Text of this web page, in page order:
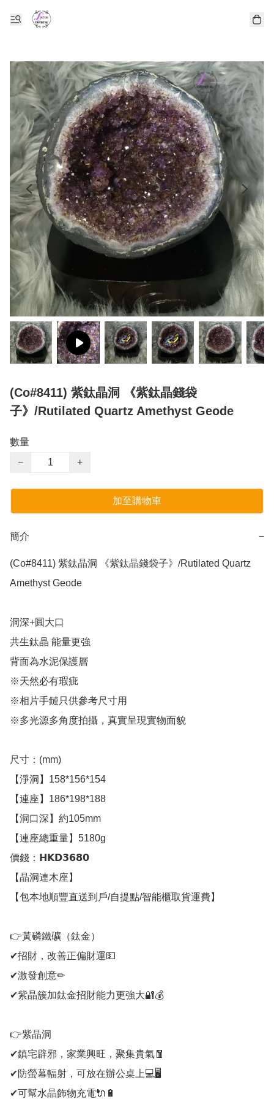
(Co#8411) 紫鈦晶洞 《紫鈦晶錢袋
子》/Rutilated Quartz Amethyst Geode
數量
−
+
加至購物車
簡介 −
(Co#8411) 紫鈦晶洞 《紫鈦晶錢袋子》/Rutilated Quartz
Amethyst Geode
洞深+圓大口
共生鈦晶 能量更強
背面為水泥保護層
※天然必有瑕疵
※相片手鏈只供參考尺寸用
※多光源多角度拍攝，真實呈現實物面貌
尺寸：(mm)
【淨洞】158*156*154
【連座】186*198*188
【洞口深】約105mm
【連座總重量】5180g
價錢：𝗛𝗞𝗗𝟯𝟲𝟴𝟬
【晶洞連木座】
【包本地順豐直送到戶/自提點/智能櫃取貨運費】
👉黃磷鐵礦（鈦金）
✔招財，改善正偏財運💵
✔激發創意✏
✔紫晶簇加鈦金招財能力更強大🔐💰
👉紫晶洞
✔鎮宅辟邪，家業興旺，聚集貴氣🧧
✔防螢幕輻射，可放在辦公桌上💻🖥
✔可幫水晶飾物充電🔌🔋